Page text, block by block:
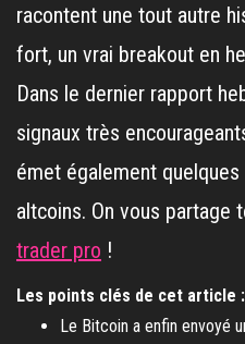
racontent une tout autre
fort, un vrai breakout en
Dans le dernier rapport
signaux très
émet également
altcoins. On vous partage
trader pro !
Les points clés de cet article :
Le Bitcoin a enfin envoyé